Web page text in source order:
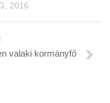
2016
valaki kormányfő